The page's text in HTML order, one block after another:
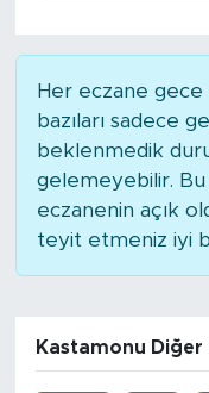
Her eczane gece
bazıları sadece
beklenmedik
gelemeyebilir. Bu
eczanenin açık
teyit etmeniz iyi
Kastamonu Diğer
Sektör